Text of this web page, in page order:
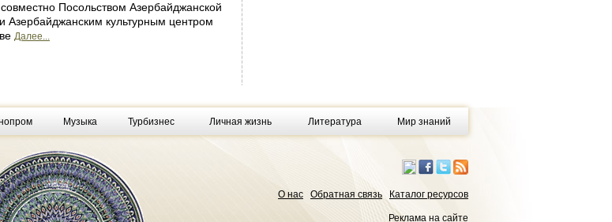
Посольством Азербайджанской
Азербайджанским культурным центром
Далее...
Музыка Турбизнес Личная жизнь Литература Мир знаний
О нас Обратная связь Каталог ресурсов
Реклама на сайте